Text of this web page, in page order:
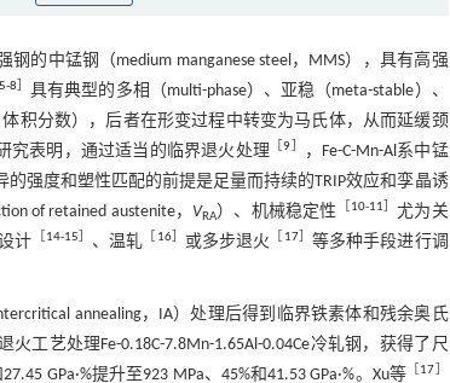
的中锰钢（medium manganese steel，MMS），具有高强
5-8
具有典型的多相（multi-phase）、亚稳（meta-stable）、
积分数），后者在形变过程中转变为马氏体，从而延缓颈
究表明，通过适当的临界退火处理 ［9
，Fe-C-Mn-Al系中锰
的强度和塑性匹配的前提是足量而持续的TRIP效应和孪晶诱
of retained austenite， VRA）、机械稳定性 10-11 ］尤为关
计 14-15 、温轧 16］ 或多步退火 17］ 等多种手段进行调
annealing，IA）处理后得到临界铁素体和残余奥氏
火工艺处理Fe-0.18C-7.8Mn-1.65Al-0.04Ce冷轧钢，获得了尺
GPa·%提升至923 MPa、45%和41.53 GPa·%。Xu等
17